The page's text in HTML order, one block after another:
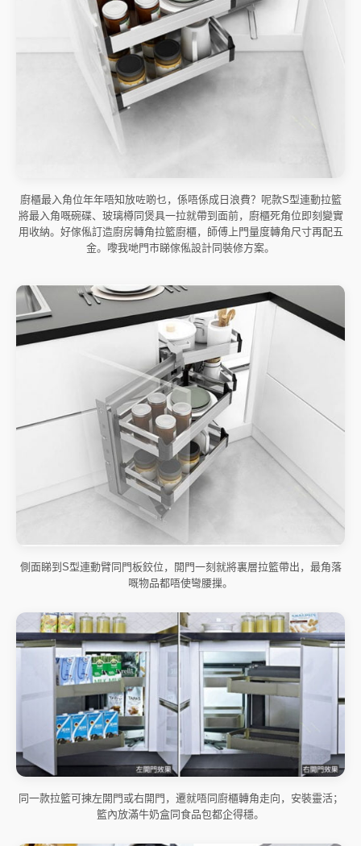
廚櫃最入角位年年唔知放咗啲乜，係唔係成日浪費？呢款S型連動拉籃
將最入角嘅碗碟、玻璃樽同煲具一拉就帶到面前，廚櫃死角位即刻變實
用收納。好傢俬訂造廚房轉角拉籃廚櫃，師傅上門量度轉角尺寸再配五
金。嚟我哋門市睇傢俬設計同裝修方案。
側面睇到S型連動臂同門板鉸位，開門一刻就將裏層拉籃帶出，最角落
嘅物品都唔使彎腰摷。
同一款拉籃可揀左開門或右開門，遷就唔同廚櫃轉角走向，安裝靈活；
籃內放滿牛奶盒同食品包都企得穩。